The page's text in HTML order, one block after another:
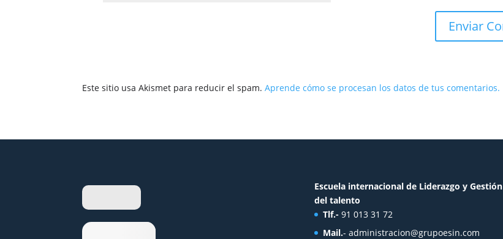
Este sitio usa Akismet para reducir el spam.Aprende cómo se procesan los datos de tus comentarios.
Escuela internacional de Liderazgo y Gestión
del talento
Tlf.- 91 013 31 72
Mail.- administracion@grupoesin.com